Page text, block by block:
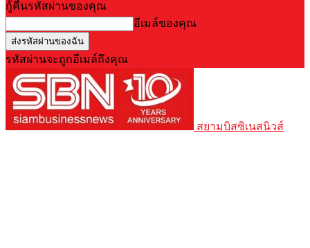
กู้คืนรหัสผ่านของคุณ
อีเมล์ของคุณ
รหัสผ่านจะถูกอีเมล์ถึงคุณ
สยามบิสซิเนสนิวส์